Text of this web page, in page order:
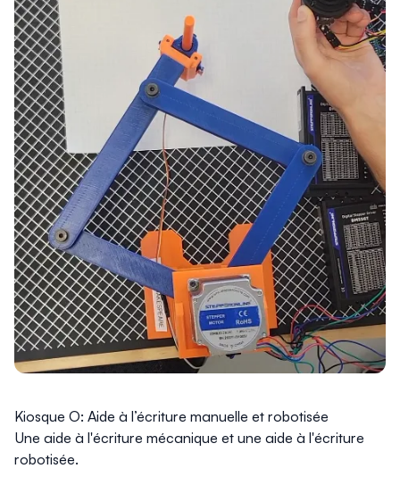
Kiosque O: Aide à l’écriture manuelle et robotisée
Une aide à l'écriture mécanique et une aide à l'écriture
robotisée.